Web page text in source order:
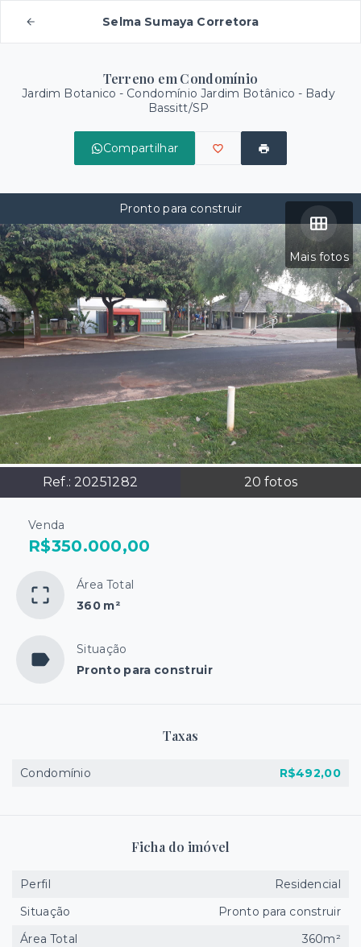
Selma Sumaya Corretora
Terreno em Condomínio
Jardim Botanico - Condomínio Jardim Botânico - Bady
Bassitt/SP
Compartilhar
Mais fotos
Ref.: 20251282 20 fotos
Pronto para construir
Venda
R$350.000,00
Área Total
360 m²
Situação
Pronto para construir
Taxas
Condomínio R$492,00
Ficha do imóvel
Perfil
Residencial
Situação
Pronto para construir
Área Total
360m²